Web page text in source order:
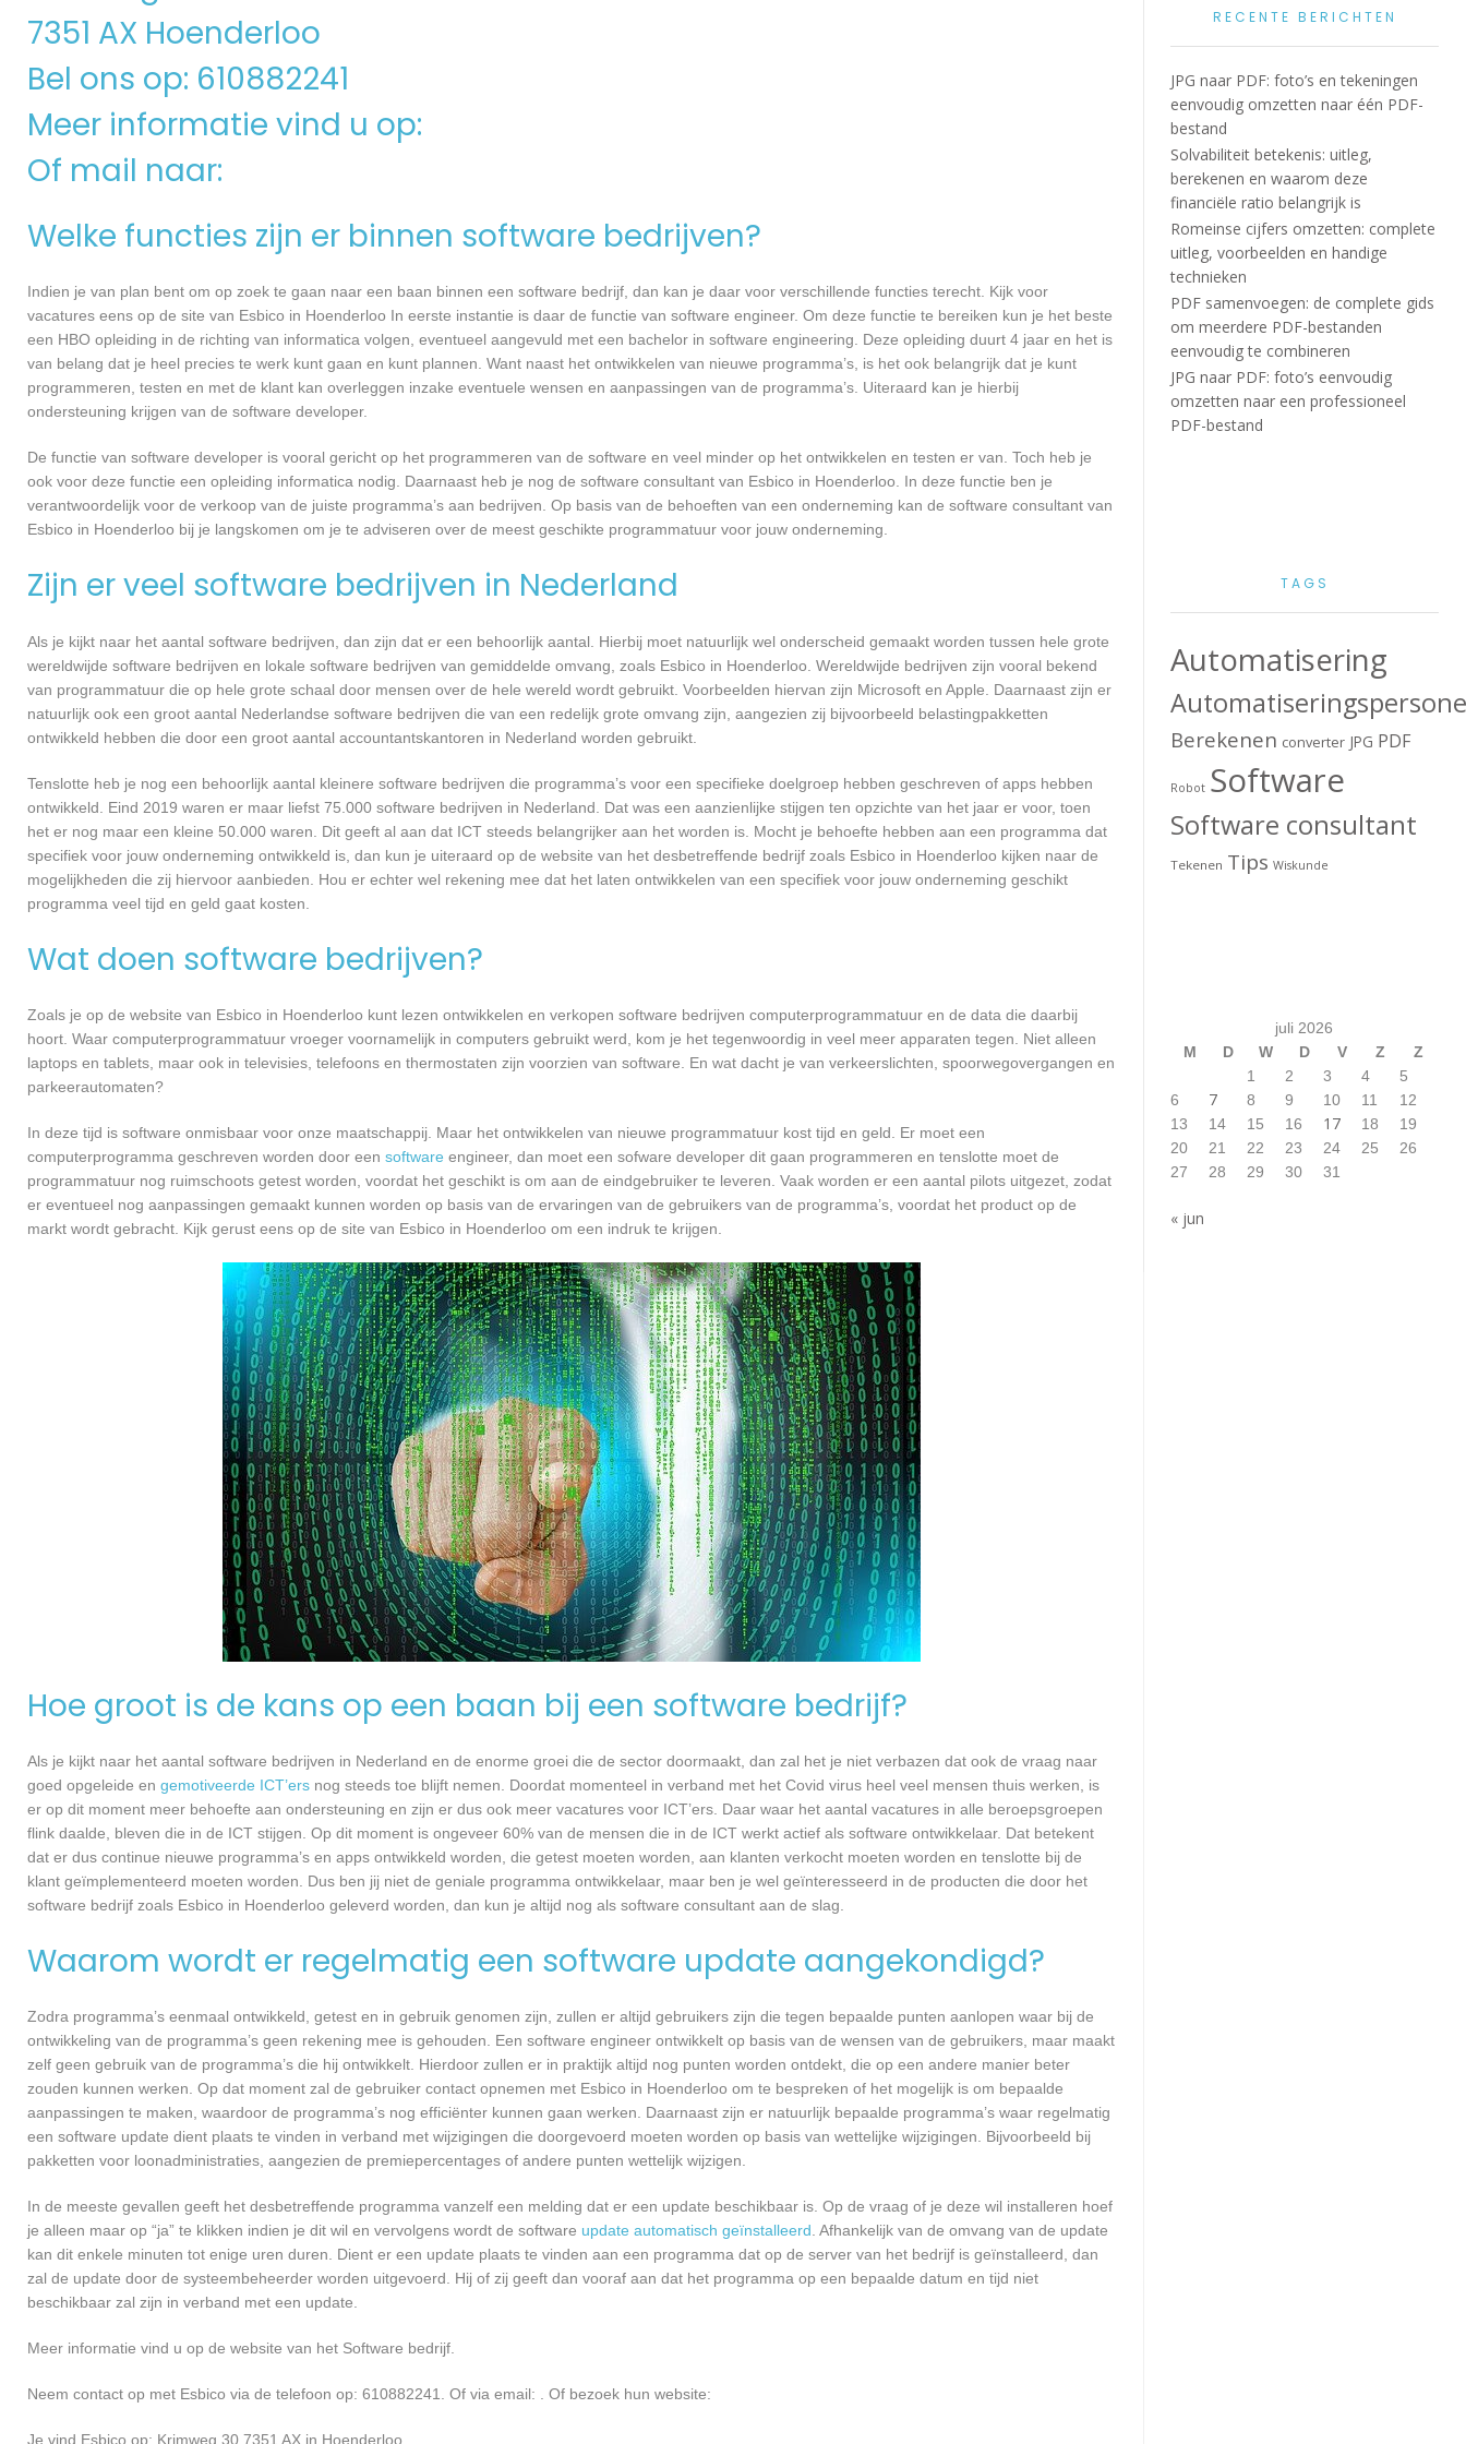
7351 AX Hoenderloo
Bel ons op: 610882241
Meer informatie vind u op:
Of mail naar:
Welke functies zijn er binnen software bedrijven?
Indien je van plan bent om op zoek te gaan naar een baan binnen een software bedrijf, dan kan je daar voor verschillende functies terecht. Kijk voor
vacatures eens op de site van Esbico in Hoenderloo In eerste instantie is daar de functie van software engineer. Om deze functie te bereiken kun je het beste
een HBO opleiding in de richting van informatica volgen, eventueel aangevuld met een bachelor in software engineering. Deze opleiding duurt 4 jaar en het is
van belang dat je heel precies te werk kunt gaan en kunt plannen. Want naast het ontwikkelen van nieuwe programma’s, is het ook belangrijk dat je kunt
programmeren, testen en met de klant kan overleggen inzake eventuele wensen en aanpassingen van de programma’s. Uiteraard kan je hierbij
ondersteuning krijgen van de software developer.
De functie van software developer is vooral gericht op het programmeren van de software en veel minder op het ontwikkelen en testen er van. Toch heb je
ook voor deze functie een opleiding informatica nodig. Daarnaast heb je nog de software consultant van Esbico in Hoenderloo. In deze functie ben je
verantwoordelijk voor de verkoop van de juiste programma’s aan bedrijven. Op basis van de behoeften van een onderneming kan de software consultant van
Esbico in Hoenderloo bij je langskomen om je te adviseren over de meest geschikte programmatuur voor jouw onderneming.
Zijn er veel software bedrijven in Nederland
Als je kijkt naar het aantal software bedrijven, dan zijn dat er een behoorlijk aantal. Hierbij moet natuurlijk wel onderscheid gemaakt worden tussen hele grote
wereldwijde software bedrijven en lokale software bedrijven van gemiddelde omvang, zoals Esbico in Hoenderloo. Wereldwijde bedrijven zijn vooral bekend
van programmatuur die op hele grote schaal door mensen over de hele wereld wordt gebruikt. Voorbeelden hiervan zijn Microsoft en Apple. Daarnaast zijn er
natuurlijk ook een groot aantal Nederlandse software bedrijven die van een redelijk grote omvang zijn, aangezien zij bijvoorbeeld belastingpakketten
ontwikkeld hebben die door een groot aantal accountantskantoren in Nederland worden gebruikt.
Tenslotte heb je nog een behoorlijk aantal kleinere software bedrijven die programma’s voor een specifieke doelgroep hebben geschreven of apps hebben
ontwikkeld. Eind 2019 waren er maar liefst 75.000 software bedrijven in Nederland. Dat was een aanzienlijke stijgen ten opzichte van het jaar er voor, toen
het er nog maar een kleine 50.000 waren. Dit geeft al aan dat ICT steeds belangrijker aan het worden is. Mocht je behoefte hebben aan een programma dat
specifiek voor jouw onderneming ontwikkeld is, dan kun je uiteraard op de website van het desbetreffende bedrijf zoals Esbico in Hoenderloo kijken naar de
mogelijkheden die zij hiervoor aanbieden. Hou er echter wel rekening mee dat het laten ontwikkelen van een specifiek voor jouw onderneming geschikt
programma veel tijd en geld gaat kosten.
Wat doen software bedrijven?
Zoals je op de website van Esbico in Hoenderloo kunt lezen ontwikkelen en verkopen software bedrijven computerprogrammatuur en de data die daarbij
hoort. Waar computerprogrammatuur vroeger voornamelijk in computers gebruikt werd, kom je het tegenwoordig in veel meer apparaten tegen. Niet alleen
laptops en tablets, maar ook in televisies, telefoons en thermostaten zijn voorzien van software. En wat dacht je van verkeerslichten, spoorwegovergangen en
parkeerautomaten?
In deze tijd is software onmisbaar voor onze maatschappij. Maar het ontwikkelen van nieuwe programmatuur kost tijd en geld. Er moet een
computerprogramma geschreven worden door een software engineer, dan moet een sofware developer dit gaan programmeren en tenslotte moet de
programmatuur nog ruimschoots getest worden, voordat het geschikt is om aan de eindgebruiker te leveren. Vaak worden er een aantal pilots uitgezet, zodat
er eventueel nog aanpassingen gemaakt kunnen worden op basis van de ervaringen van de gebruikers van de programma’s, voordat het product op de
markt wordt gebracht. Kijk gerust eens op de site van Esbico in Hoenderloo om een indruk te krijgen.
Hoe groot is de kans op een baan bij een software bedrijf?
Als je kijkt naar het aantal software bedrijven in Nederland en de enorme groei die de sector doormaakt, dan zal het je niet verbazen dat ook de vraag naar
goed opgeleide en gemotiveerde ICT’ers nog steeds toe blijft nemen. Doordat momenteel in verband met het Covid virus heel veel mensen thuis werken, is
er op dit moment meer behoefte aan ondersteuning en zijn er dus ook meer vacatures voor ICT’ers. Daar waar het aantal vacatures in alle beroepsgroepen
flink daalde, bleven die in de ICT stijgen. Op dit moment is ongeveer 60% van de mensen die in de ICT werkt actief als software ontwikkelaar. Dat betekent
dat er dus continue nieuwe programma’s en apps ontwikkeld worden, die getest moeten worden, aan klanten verkocht moeten worden en tenslotte bij de
klant geïmplementeerd moeten worden. Dus ben jij niet de geniale programma ontwikkelaar, maar ben je wel geïnteresseerd in de producten die door het
software bedrijf zoals Esbico in Hoenderloo geleverd worden, dan kun je altijd nog als software consultant aan de slag.
Waarom wordt er regelmatig een software update aangekondigd?
Zodra programma’s eenmaal ontwikkeld, getest en in gebruik genomen zijn, zullen er altijd gebruikers zijn die tegen bepaalde punten aanlopen waar bij de
ontwikkeling van de programma’s geen rekening mee is gehouden. Een software engineer ontwikkelt op basis van de wensen van de gebruikers, maar maakt
zelf geen gebruik van de programma’s die hij ontwikkelt. Hierdoor zullen er in praktijk altijd nog punten worden ontdekt, die op een andere manier beter
zouden kunnen werken. Op dat moment zal de gebruiker contact opnemen met Esbico in Hoenderloo om te bespreken of het mogelijk is om bepaalde
aanpassingen te maken, waardoor de programma’s nog efficiënter kunnen gaan werken. Daarnaast zijn er natuurlijk bepaalde programma’s waar regelmatig
een software update dient plaats te vinden in verband met wijzigingen die doorgevoerd moeten worden op basis van wettelijke wijzigingen. Bijvoorbeeld bij
pakketten voor loonadministraties, aangezien de premiepercentages of andere punten wettelijk wijzigen.
In de meeste gevallen geeft het desbetreffende programma vanzelf een melding dat er een update beschikbaar is. Op de vraag of je deze wil installeren hoef
je alleen maar op “ja” te klikken indien je dit wil en vervolgens wordt de software update automatisch geïnstalleerd . Afhankelijk van de omvang van de update
kan dit enkele minuten tot enige uren duren. Dient er een update plaats te vinden aan een programma dat op de server van het bedrijf is geïnstalleerd, dan
zal de update door de systeembeheerder worden uitgevoerd. Hij of zij geeft dan vooraf aan dat het programma op een bepaalde datum en tijd niet
beschikbaar zal zijn in verband met een update.
Meer informatie vind u op de website van het Software bedrijf.
Neem contact op met Esbico via de telefoon op: 610882241. Of via email: . Of bezoek hun website:
Je vind Esbico op: Krimweg 30 7351 AX in Hoenderloo.
RECENTE BERICHTEN
JPG naar PDF: foto’s en tekeningen
eenvoudig omzetten naar één PDF-
bestand
Solvabiliteit betekenis: uitleg,
berekenen en waarom deze
financiële ratio belangrijk is
Romeinse cijfers omzetten: complete
uitleg, voorbeelden en handige
technieken
PDF samenvoegen: de complete gids
om meerdere PDF-bestanden
eenvoudig te combineren
JPG naar PDF: foto’s eenvoudig
omzetten naar een professioneel
PDF-bestand
TAGS
Automatisering
Berekenen converter JPG PDF
Robot Software
Software consultant
Tekenen Tips Wiskunde
juli 2026
M
D W D V Z
Z
1
2 3 4
5
6
7 8 9 10 11
12
13
14 15 16 17 18
19
20
21 22 23 24 25
26
27
28 29 30 31
« jun